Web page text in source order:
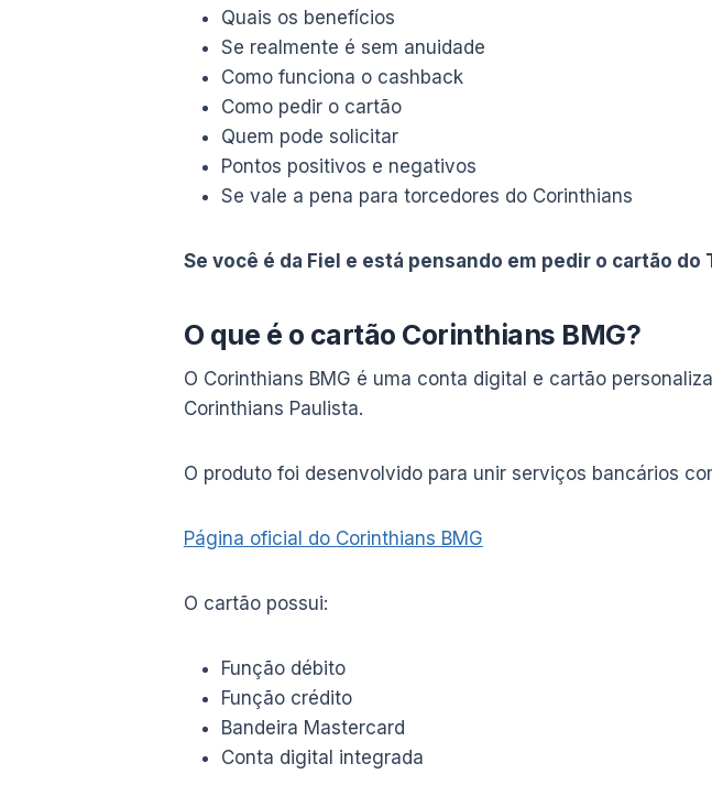
Quais os benefícios
Se realmente é sem anuidade
Como funciona o cashback
Como pedir o cartão
Quem pode solicitar
Pontos positivos e negativos
Se vale a pena para torcedores do Corinthians
Se você é da Fiel e está pensando em pedir o cartão
O que é o cartão Corinthians BMG?
O Corinthians BMG é uma conta digital e cartão
Corinthians Paulista.
O produto foi desenvolvido para unir serviços bancários
Página oficial do Corinthians BMG
O cartão possui:
Função débito
Função crédito
Bandeira Mastercard
Conta digital integrada